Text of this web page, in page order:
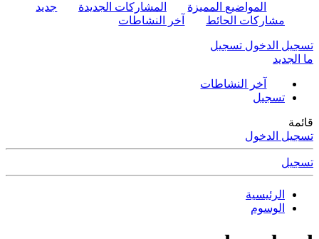
المواضيع المميزة
المشاركات الجديدة
جديد
مشاركات الحائط
آخر النشاطات
تسجيل الدخول تسجيل
ما الجديد
آخر النشاطات
تسجيل
قائمة
تسجيل الدخول
تسجيل
الرئيسية
الوسوم